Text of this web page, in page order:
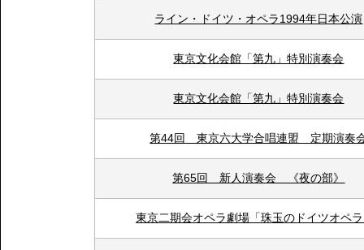
ライン・ドイツ・オペラ1994年日本公演
東京文化会館「第九」特別演奏会
東京文化会館「第九」特別演奏会
第44回 東京六大学合唱連盟 定期演奏
第65回 新人演奏会 《夜の部》
東京二期会オペラ劇場「珠玉のドイツオペ